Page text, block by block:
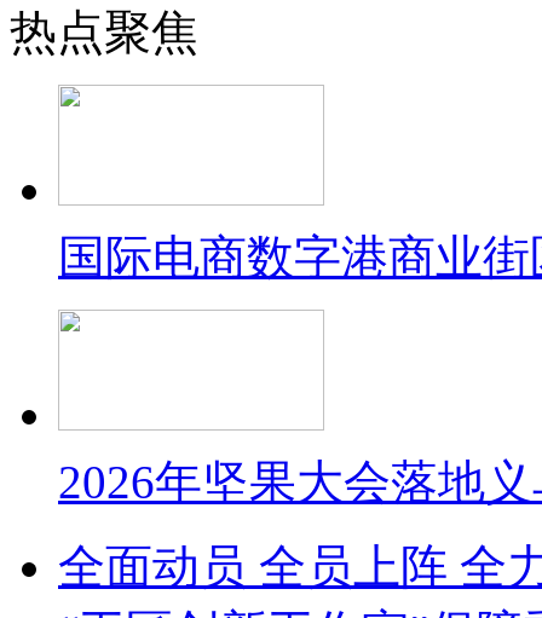
热点聚焦
国际电商数字港商业
2026年坚果大会落地
全面动员 全员上阵 全